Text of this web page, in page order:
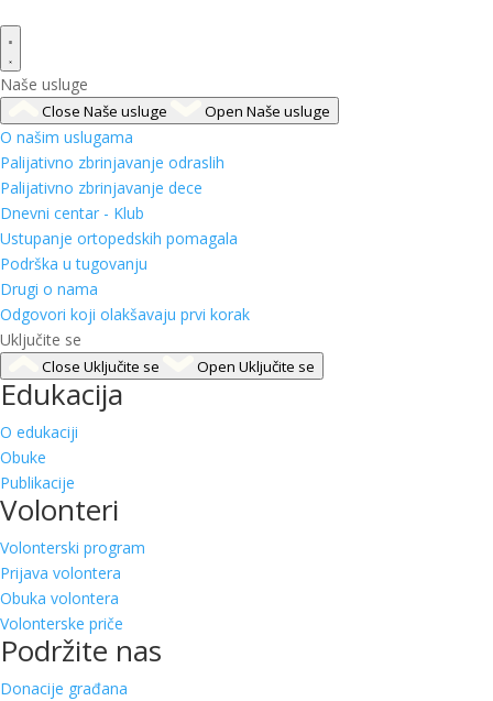
Naše usluge
Close Naše usluge Open Naše usluge
O našim uslugama
Palijativno zbrinjavanje odraslih
Palijativno zbrinjavanje dece
Dnevni centar - Klub
Ustupanje ortopedskih pomagala
Podrška u tugovanju
Drugi o nama
Odgovori koji olakšavaju prvi korak
Uključite se
Close Uključite se Open Uključite se
Edukacija
O edukaciji
Obuke
Publikacije
Volonteri
Volonterski program
Prijava volontera
Obuka volontera
Volonterske priče
Podržite nas
Donacije građana